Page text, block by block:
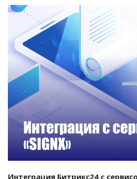
Смотреть проект
Интеграция Битрикс24 с